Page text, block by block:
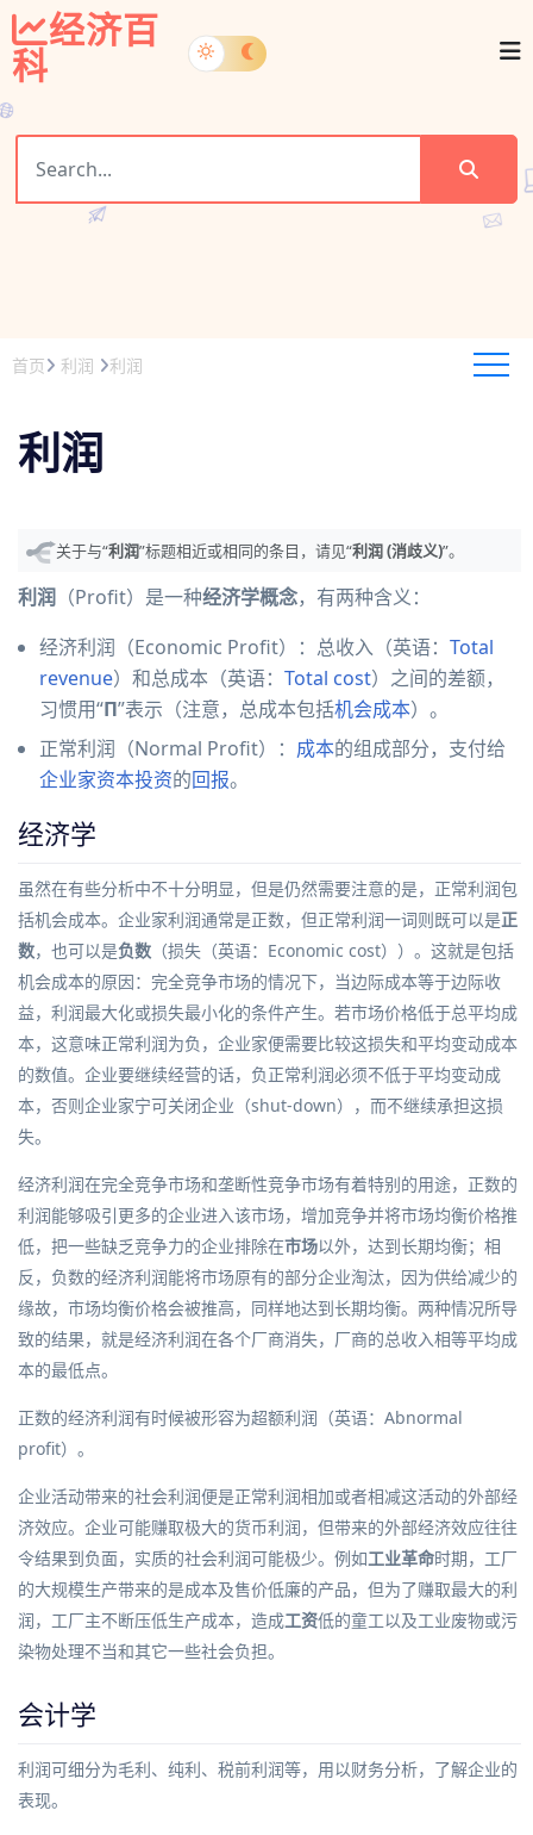
经济百
科
首页 利润 利润
利润
关于与“利润”标题相近或相同的条目，请见“利润 (消歧义)”。
利润 （Profit）是一种经济学概念，有两种含义：
经济利润（Economic Profit）： 总收入 （英语： Total
revenue） 和总成本 （英语： Total cost） 之间的差额，
习惯用“Π”表示（注意，总成本包括机会成本）。
正常利润（Normal Profit）： 成本的组成部分，支付给
企业家资本投资的回报。
经济学
虽然在有些分析中不十分明显，但是仍然需要注意的是，正常利润包
括机会成本。企业家利润通常是正数，但正常利润一词则既可以是正
数，也可以是负数 （损失 （英语： Economic cost） ）。这就是包括
机会成本的原因： 完全竞争市场的情况下，当边际成本等于边际收
益， 利润最大化或损失最小化的条件产生。若市场价格低于总平均成
本，这意味正常利润为负，企业家便需要比较这损失和平均变动成本
的数值。 企业要继续经营的话，负正常利润必须不低于平均变动成
本，否则企业家宁可关闭企业（shut-down），而不继续承担这损
失。
经济利润在完全竞争市场和垄断性竞争市场有着特别的用途，正数的
利润能够吸引更多的企业进入该市场，增加竞争并将市场均衡价格推
低，把一些缺乏竞争力的企业排除在市场以外，达到长期均衡；相
反，负数的经济利润能将市场原有的部分企业淘汰，因为供给减少的
缘故，市场均衡价格会被推高，同样地达到长期均衡。两种情况所导
致的结果，就是经济利润在各个厂商消失，厂商的总收入相等平均成
本的最低点。
正数的经济利润有时候被形容为超额利润 （英语： Abnormal
profit） 。
企业活动带来的社会利润便是正常利润相加或者相减这活动的外部经
济效应。企业可能赚取极大的货币利润，但带来的外部经济效应往往
令结果到负面，实质的社会利润可能极少。例如工业革命时期，工厂
的大规模生产带来的是成本及售价低廉的产品，但为了赚取最大的利
润，工厂主不断压低生产成本，造成工资低的童工以及工业废物或污
染物处理不当和其它一些社会负担。
会计学
利润可细分为毛利、 纯利、 税前利润等，用以财务分析，了解企业的
表现。